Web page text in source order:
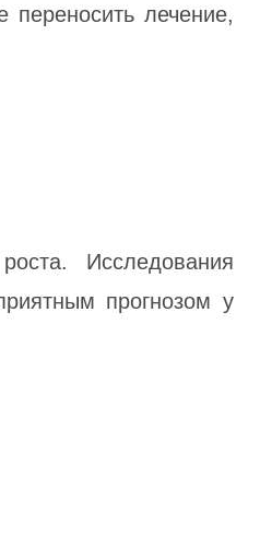
лечение,
Исследования
прогнозом у